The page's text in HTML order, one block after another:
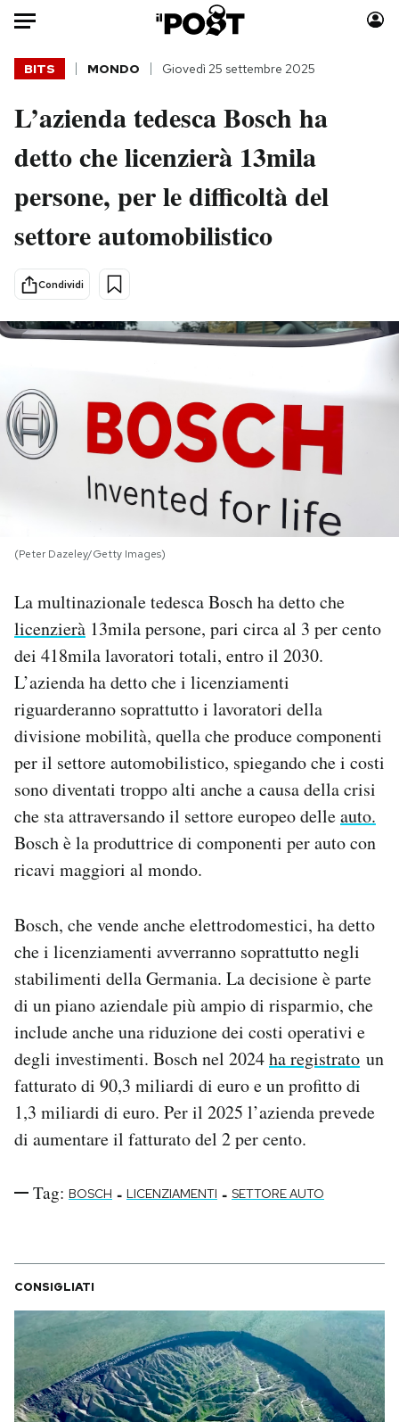
Auto
HOME
Politica
Scienza
Cultura
Economia
Moda
Consumismi
Storie/Idee
Altrecose
PODCAST
NEWSLETTER
I MIEI PREFERITI
SHOP
AREA PERSONALE
Area Personale
Newsletter
Notifiche mobile
Regala il Post
BITS MONDO Giovedì 25 settembre 2025
L’azienda tedesca Bosch ha
detto che licenzierà 13mila
persone, per le difficoltà del
settore automobilistico
Condividi
(Peter Dazeley/Getty Images)
La multinazionale tedesca Bosch ha detto che
licenzierà 13mila persone, pari circa al 3 per cento
dei 418mila lavoratori totali, entro il 2030.
L’azienda ha detto che i licenziamenti
riguarderanno soprattutto i lavoratori della
divisione mobilità, quella che produce componenti
per il settore automobilistico, spiegando che i costi
sono diventati troppo alti anche a causa della crisi
che sta attraversando il settore europeo delleauto.
Bosch è la produttrice di componenti per auto con
ricavi maggiori al mondo.
Bosch, che vende anche elettrodomestici, ha detto
che i licenziamenti avverranno soprattutto negli
stabilimenti della Germania. La decisione è parte
di un piano aziendale più ampio di risparmio, che
include anche una riduzione dei costi operativi e
degli investimenti. Bosch nel 2024ha registrato un
fatturato di 90,3 miliardi di euro e un profitto di
1,3 miliardi di euro. Per il 2025 l’azienda prevede
di aumentare il fatturato del 2 per cento.
Tag: BOSCH - LICENZIAMENTI - SETTORE AUTO
CONSIGLIATI